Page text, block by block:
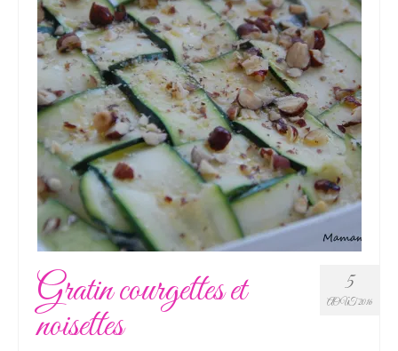
5
AOÛT 2016
Gratin courgettes et
noisettes